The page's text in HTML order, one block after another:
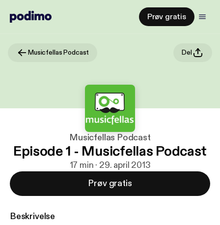
Prøv gratis
Musicfellas Podcast Del
Musicfellas Podcast
Episode 1 - Musicfellas Podcast
17 min · 29. april 2013
Prøv gratis
Beskrivelse